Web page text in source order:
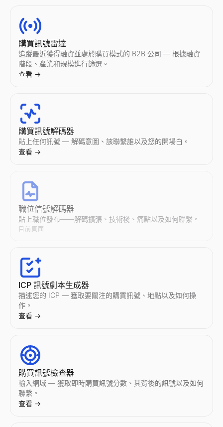
即時計算任意 Instagram 賬號的互動率。免費獲取平均點贊數、
查看
→
查看
→
Instagram 報價計算器
尋找 Instagram 創作者
Instagram 網紅對比
並排比較任意兩位 Instagram 網紅 — 互動率、粉絲數、平均點贊
查看 →
即時計算任意 TikTok 賬號的互動率。免費獲取平均點贊數、播放
查看
→
查看
→
尋找 TikTok 創作者
TikTok 網紅對比
即時計算任意 YouTube 頻道的互動率。免費獲取平均點贊數、播
查看
→
查看
→
尋找 YouTube 創作者
YouTube 網紅對比
檢視任意 Twitter/X 賬號的實時粉絲數和檔案統計。檢視粉絲、關
查看
→
查看
→
Twitter/X 審計
尋找 Twitter/X 創作者
Twitter/X 網紅對比
並排比較任意兩位 Twitter/X 網紅 — 互動率、粉絲數、平均點贊
查看 →
免費的 LinkedIn 文字格式化工具。一鍵為 LinkedIn 貼文、標題
查看
→
查看
→
LinkedIn 摘要產生器
使用 AI 生成個人化 B2B 冷郵件——幾秒鐘即可生成主旨和正文。
查看
→
查看
→
電子郵件查找器
郵箱排列產生器
AI郵件開發引擎
Lessie AI 增強您的郵件行銷活動。輕鬆建立、傳送和追蹤高效
查看 →
電子郵件地址列表
按行業和角色查詢精準的郵箱地址列表。AI 驅動的郵箱資料庫為
查看 →
購買訊號雷達
追蹤最近獲得融資並處於購買模式的 B2B 公司 — 根據融資
階段、產業和規模進行篩選。
查看 →
購買訊號解碼器
貼上任何訊號 — 解碼意圖、該聯繫誰以及您的開場白。
查看 →
職位信號解碼器
貼上職位發布——解碼擴張、技術棧、痛點以及如何聯繫。
目前頁面
ICP 訊號劇本生成器
描述您的 ICP — 獲取要關注的購買訊號、地點以及如何操
作。
查看 →
購買訊號檢查器
輸入網域 — 獲取即時購買訊號分數、其背後的訊號以及如何
聯繫。
查看 →